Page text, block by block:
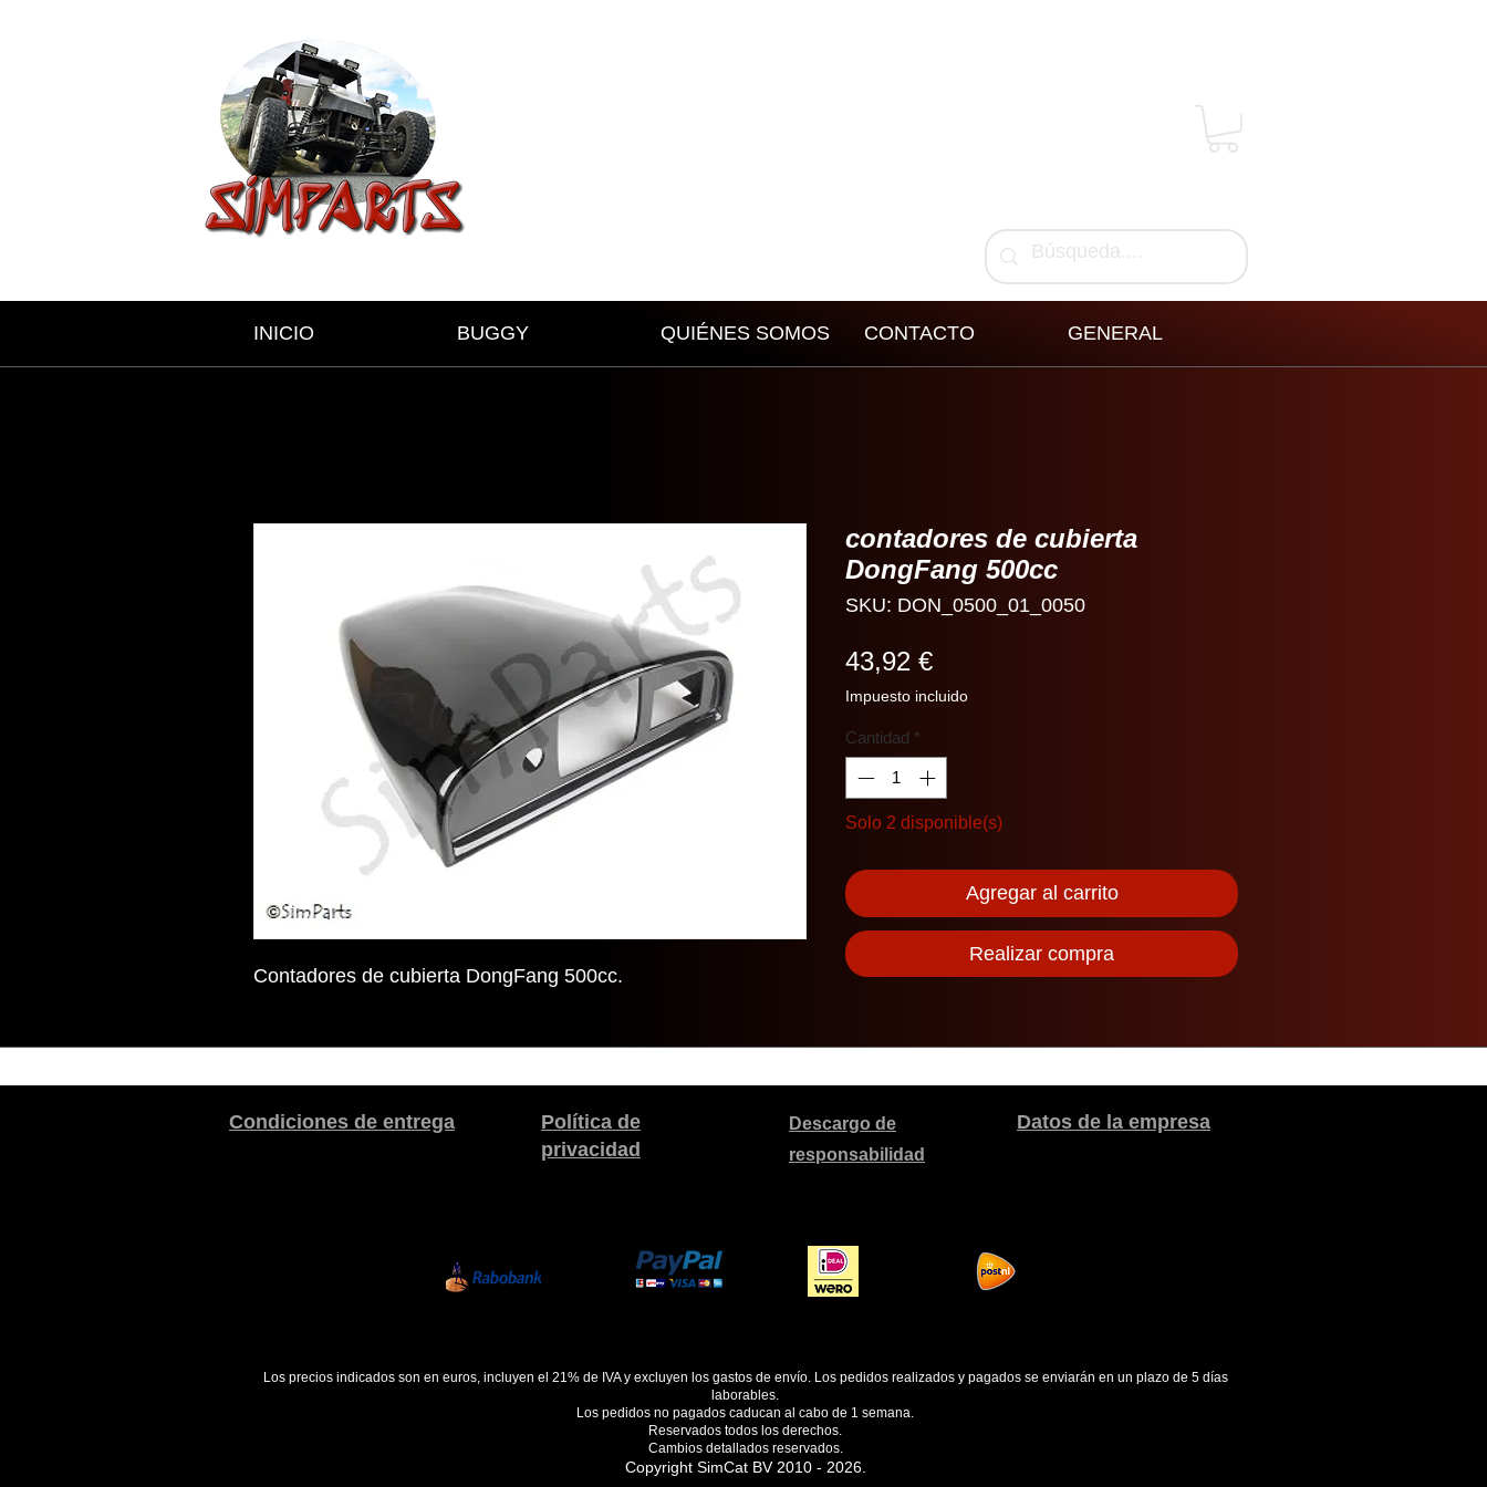
INICIO BUGGY QUIÉNES SOMOS CONTACTO GENERAL
Contadores de cubierta DongFang 500cc.
contadores de cubierta
DongFang 500cc
SKU: DON_0500_01_0050
43,92 €Precio
Impuesto incluido
Cantidad *
Solo 2 disponible(s)
Agregar al carrito
Realizar compra
Condiciones de entrega
Política de
privacidad
Descargo de
responsabilidad
Datos de la empresa
Los precios indicados son en euros, incluyen el 21% de IVA y excluyen los gastos de envío. Los pedidos realizados y pagados se enviarán en un plazo de 5 días
laborables.
Los pedidos no pagados caducan al cabo de 1 semana.
Reservados todos los derechos.
Cambios detallados reservados.
Copyright SimCat BV 2010 - 2026.